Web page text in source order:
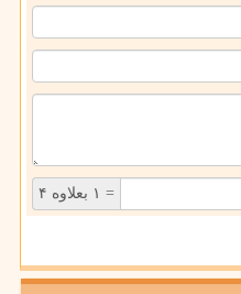
= ۱ بعلاوه ۴